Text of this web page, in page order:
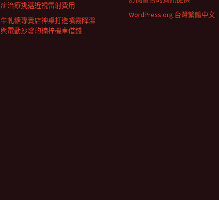
症治療挑選近視雷射費用
牛軋糖專賣店神桌打造噴霧降溫
與電動沙發的楠梓機車借錢
WordPress.org 台灣繁體中文